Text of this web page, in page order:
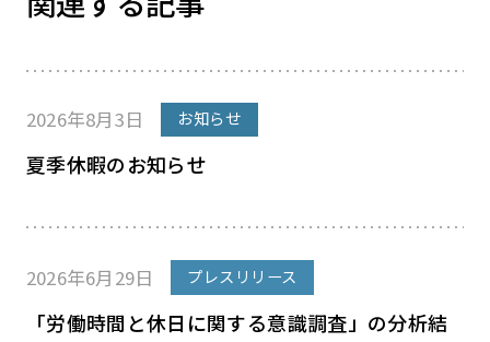
2026年8月3日 お知らせ
夏季休暇のお知らせ
2026年6月29日 プレスリリース
「労働時間と休日に関する意識調査」の分析結